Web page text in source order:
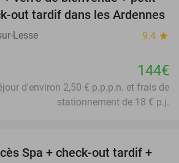
out tardif dans les Ardennes
Lesse 9.4 star
144€
d'environ 2,50 € p.p.p.n. et frais de
stationnement de 18 € p.j.
17%
Spa + check-out tardif +